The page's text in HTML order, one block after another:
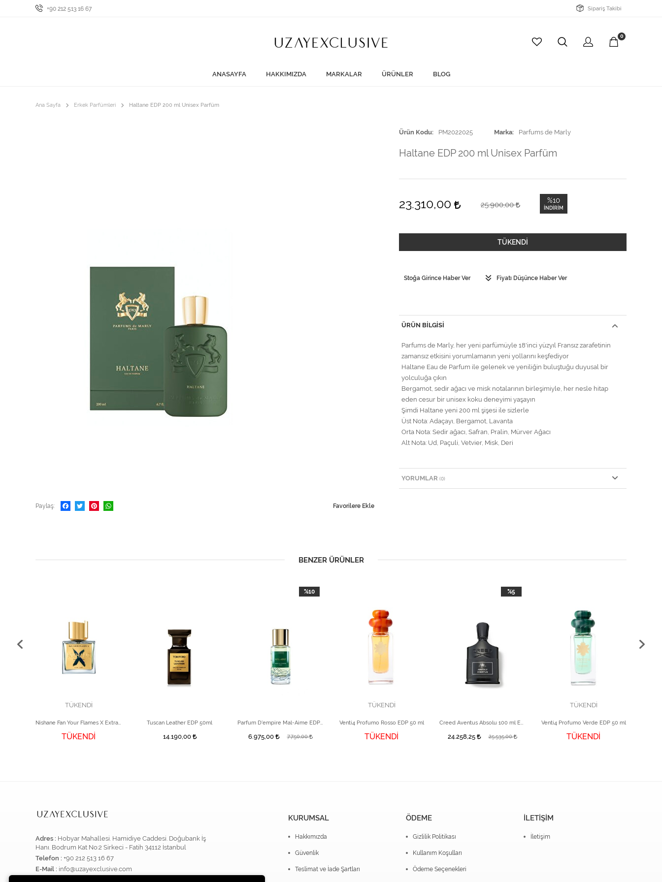
+90 212 513 16 67 Sipariş Takibi
0
ANASAYFA HAKKIMIZDA MARKALAR ÜRÜNLER BLOG
Ana Sayfa Erkek Parfümleri Haltane EDP 200 ml Unisex Parfüm
Paylaş Favorilere Ekle
Ürün Kodu PM2022025 Marka Parfums de Marly
Haltane EDP 200 ml Unisex Parfüm
23.310,00 25.900,00 %10
İNDIRIM
TÜKENDİ
Stoğa Girince Haber Ver Fiyatı Düşünce Haber Ver
ÜRÜN BILGISI
Parfums de Marly, her yeni parfümüyle 18'inci yüzyıl Fransız zarafetinin
zamansız etkisini yorumlamanın yeni yollarını keşfediyor
Haltane Eau de Parfum ile gelenek ve yeniliğin buluştuğu duyusal bir
yolculuğa çıkın
Bergamot, sedir ağacı ve misk notalarının birleşimiyle, her nesle hitap
eden cesur bir unisex koku deneyimi yaşayın
Şimdi Haltane yeni 200 ml şişesi ile sizlerle
Üst Nota: Adaçayı, Bergamot, Lavanta
Orta Nota: Sedir ağacı, Safran, Pralin, Mürver Ağacı
Alt Nota: Ud, Paçuli, Vetvier, Misk, Deri
YORUMLAR (0)
BENZER ÜRÜNLER
TÜKENDİ
TÜKENDİ
Tuscan Leather EDP 50ml
14.190,00 6.975,00 7.750,00
%10
TÜKENDİ
Venti4 Profumo Rosso EDP 50 ml
TÜKENDİ 24.258,25 25.535,00
%5
TÜKENDİ
Venti4 Profumo Verde EDP 50 ml
TÜKENDİ
Adres : Hobyar Mahallesi. Hamidiye Caddesi. Doğubank İş
Hanı. Bodrum Kat No:2 Sirkeci - Fatih 34112 İstanbul
Telefon : +90 212 513 16 67
E-Mail : info@uzayexclusive.com
KURUMSAL
Hakkımızda
Güvenlik
Teslimat ve İade Şartları
ÖDEME
Gizlilik Politikası
Kullanım Koşulları
Ödeme Seçenekleri
İLETİŞİM
İletişim